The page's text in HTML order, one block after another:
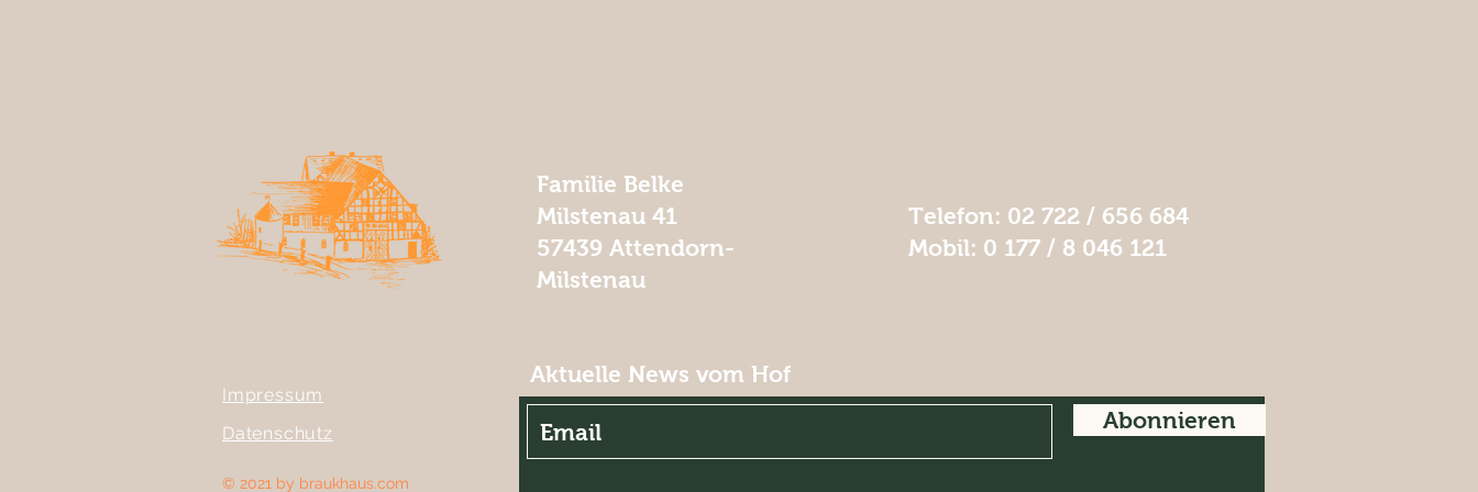
Familie Belke
Milstenau 41
57439 Attendorn-
Milstenau
Telefon: 02 722 / 656 684
Mobil: 0 177 / 8 046 121
Impressum
Datenschutz
© 2021 by braukhaus.com
Aktuelle News vom Hof
Abonnieren